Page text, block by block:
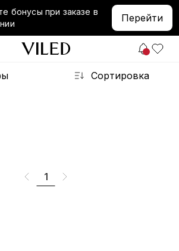
бонусы при заказе в
Перейти
Сортировка
1